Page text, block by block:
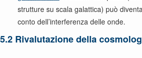
strutture su scala galattica) può
conto dell’interferenza delle onde.
5.2 Rivalutazione della